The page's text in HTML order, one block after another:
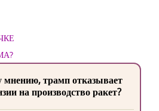
трамп отказывает
на производство ракет?